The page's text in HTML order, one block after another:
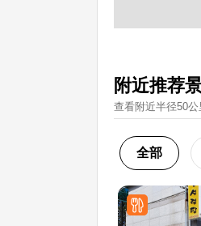
附近推荐
查看附近半径50
全部